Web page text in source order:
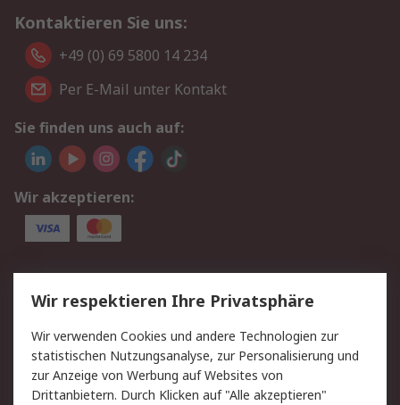
Kontaktieren Sie uns:
+49 (0) 69 5800 14 234
Per E-Mail unter Kontakt
Sie finden uns auch auf:
Wir akzeptieren:
Service
Value Added Services
Lieferlösungen
Rücksendungen
Kontakt
Hilfe
Privatkunden
Wir respektieren Ihre Privatsphäre
Wir verwenden Cookies und andere Technologien zur
statistischen Nutzungsanalyse, zur Personalisierung und
zur Anzeige von Werbung auf Websites von
Drittanbietern. Durch Klicken auf "Alle akzeptieren"